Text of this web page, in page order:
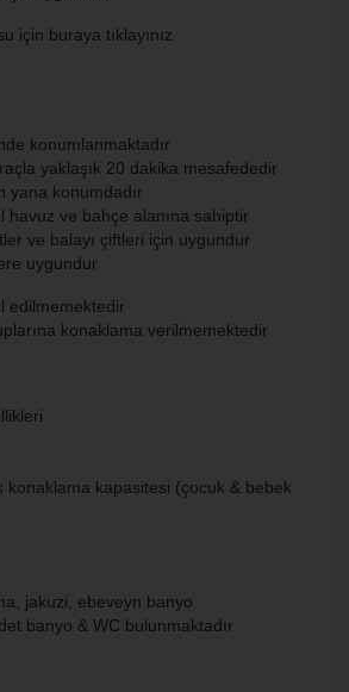
için buraya tıklayınız
konumlanmaktadır
yaklaşık 20 dakika mesafededir
yana konumdadır
havuz ve bahçe alanına sahiptir
ve balayı çiftleri için uygundur
uygundur
edilmemektedir
konaklama verilmemektedir
konaklama kapasitesi (çocuk & bebek
jakuzi, ebeveyn banyo
banyo & WC bulunmaktadır